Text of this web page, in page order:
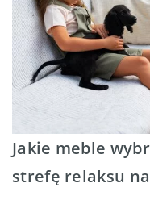
Jakie meble
strefę relaksu